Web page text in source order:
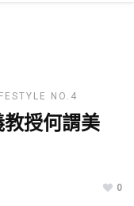
NO.4
授何謂美
0